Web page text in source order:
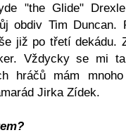
"the Glide"
obdiv Tim Duncan.
již po třetí dekádu.
Vždycky se mi
hráčů mám
Jirka Zídek.